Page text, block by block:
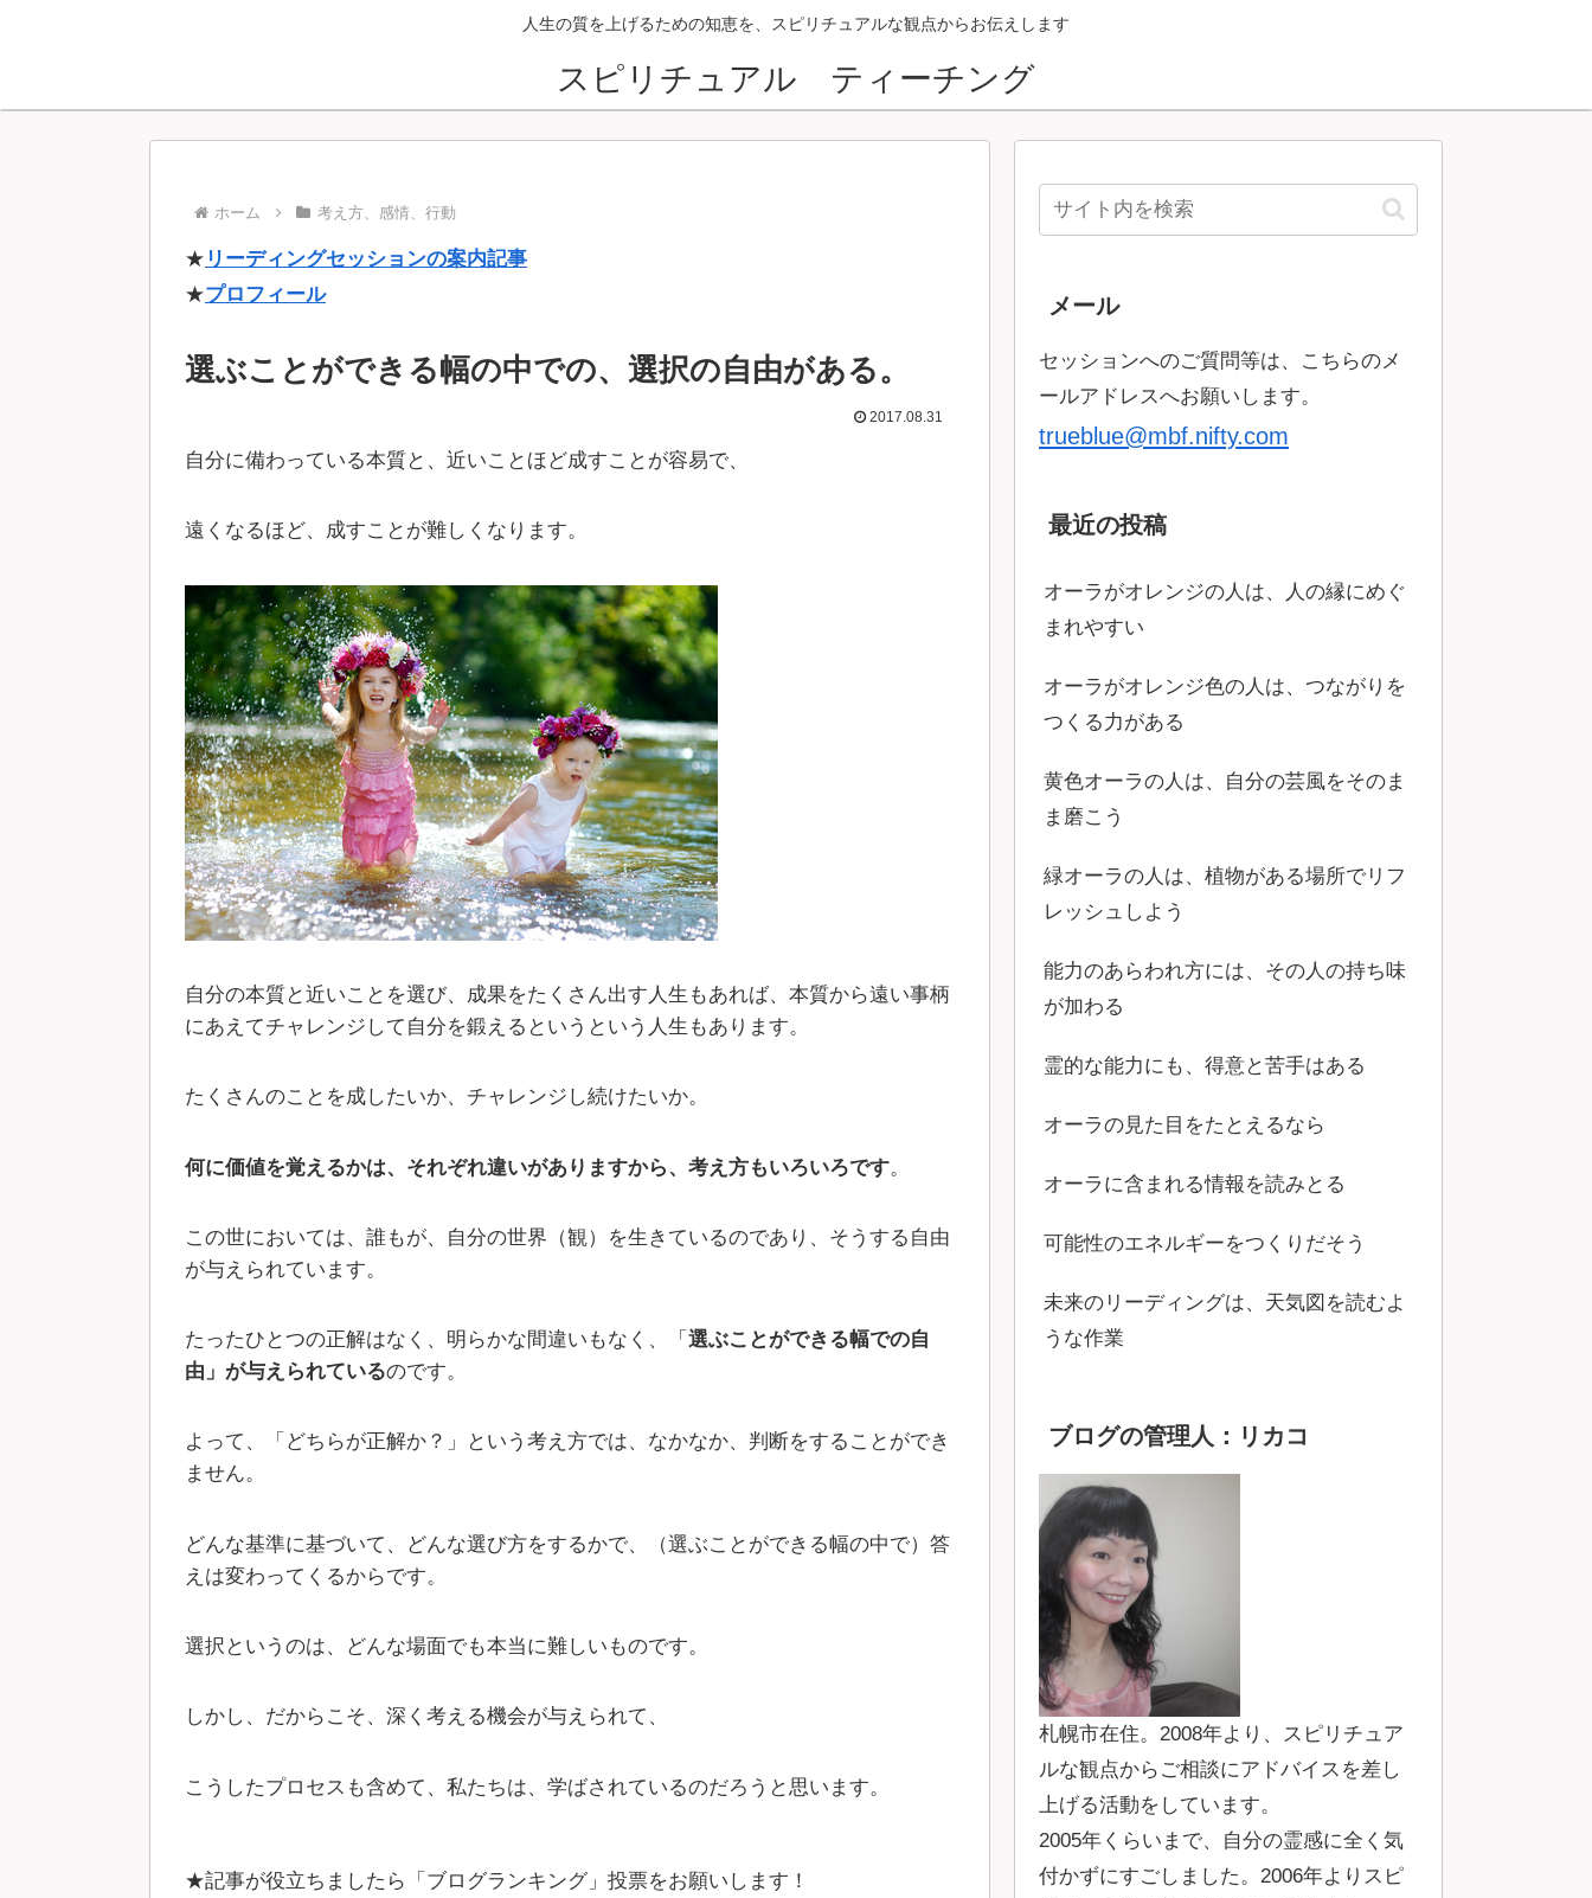
人生の質を上げるための知恵を、スピリチュアルな観点からお伝えします
スピリチュアル ティーチング
ホーム 考え方、感情、行動
★ リーディングセッションの案内記事
★プロフィール
選ぶことができる幅の中での、選択の自由がある。
2017.08.31
自分に備わっている本質と、近いことほど成すことが容易で、
遠くなるほど、成すことが難しくなります。
自分の本質と近いことを選び、成果をたくさん出す人生もあれば、本質から遠い事柄
にあえてチャレンジして自分を鍛えるというという人生もあります。
たくさんのことを成したいか、チャレンジし続けたいか。
何に価値を覚えるかは、それぞれ違いがありますから、考え方もいろいろです。
この世においては、誰もが、自分の世界（観）を生きているのであり、そうする自由
が与えられています。
たったひとつの正解はなく、明らかな間違いもなく、「 選ぶことができる幅での自
由」が与えられているのです。
よって、「どちらが正解か？」という考え方では、なかなか、判断をすることができ
ません。
どんな基準に基づいて、どんな選び方をするかで、（選ぶことができる幅の中で）答
えは変わってくるからです。
選択というのは、どんな場面でも本当に難しいものです。
しかし、だからこそ、深く考える機会が与えられて、
こうしたプロセスも含めて、私たちは、学ばされているのだろうと思います。
★記事が役立ちましたら「ブログランキング」投票をお願いします！
メール
セッションへのご質問等は、こちらのメ
ールアドレスへお願いします。
trueblue@mbf.nifty.com
最近の投稿
オーラがオレンジの人は、人の縁にめぐ
まれやすい
オーラがオレンジ色の人は、つながりを
つくる力がある
黄色オーラの人は、自分の芸風をそのま
ま磨こう
緑オーラの人は、植物がある場所でリフ
レッシュしよう
能力のあらわれ方には、その人の持ち味
が加わる
霊的な能力にも、得意と苦手はある
オーラの見た目をたとえるなら
オーラに含まれる情報を読みとる
可能性のエネルギーをつくりだそう
未来のリーディングは、天気図を読むよ
うな作業
ブログの管理人：リカコ
札幌市在住。2008年より、スピリチュア
ルな観点からご相談にアドバイスを差し
上げる活動をしています。
2005年くらいまで、自分の霊感に全く気
付かずにすごしました。2006年よりスピ